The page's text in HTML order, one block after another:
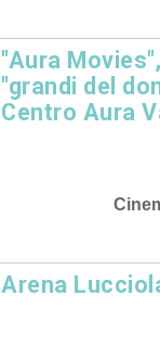
"Aura
"grandi del
Centro Aura
Arena